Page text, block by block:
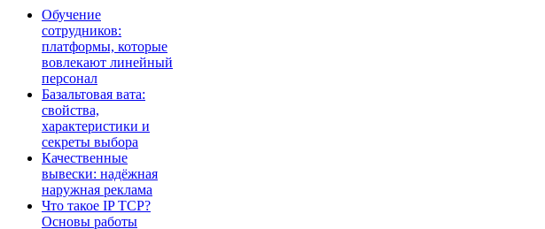
Обучение
сотрудников:
платформы, которые
вовлекают линейный
персонал
Базальтовая вата:
свойства,
характеристики и
секреты выбора
Качественные
вывески: надёжная
наружная реклама
Что такое IP TCP?
Основы работы